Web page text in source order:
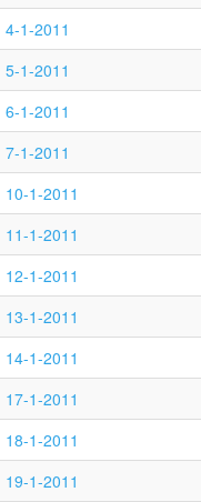
4-1-2011
5-1-2011
6-1-2011
7-1-2011
10-1-2011
11-1-2011
12-1-2011
13-1-2011
14-1-2011
17-1-2011
18-1-2011
19-1-2011